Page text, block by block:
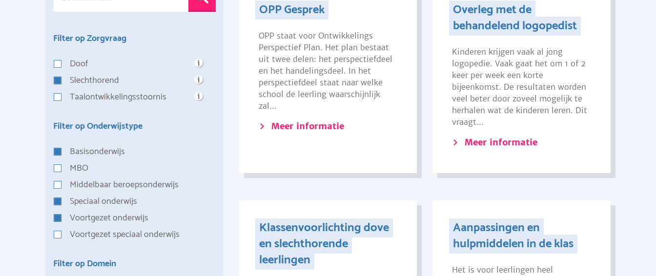
Filter op Zorgvraag
Doof
Slechthorend
Taalontwikkelingsstoornis
Filter op Onderwijstype
Basisonderwijs
MBO
Middelbaar beroepsonderwijs
Speciaal onderwijs
Voortgezet onderwijs
Voortgezet speciaal onderwijs
Filter op Domein
OPP Gesprek
OPP staat voor Ontwikkelings
Perspectief Plan. Het plan bestaat
uit twee delen: het perspectiefdeel
en het handelingsdeel. In het
perspectiefdeel staat naar welke
school de leerling waarschijnlijk
zal...
Meer informatie
Overleg met de
behandelend logopedist
Kinderen krijgen vaak al jong
logopedie. Vaak gaat het om 1 of 2
keer per week een korte
bijeenkomst. De resultaten worden
veel beter door zoveel mogelijk te
herhalen wat de kinderen leren. Dit
vraagt...
Meer informatie
Klassenvoorlichting dove
en slechthorende
leerlingen
Aanpassingen en
hulpmiddelen in de klas
Het is voor leerlingen heel